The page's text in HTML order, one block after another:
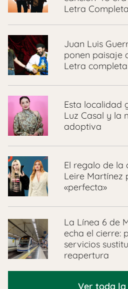
Letra Completa
Juan Luis
ponen paisaje
Letra
Esta localidad
Luz Casal y la
adoptiva
El regalo de la
Leire Martínez
«perfecta»
La Línea 6 de
echa el cierre:
servicios
reapertura
Ver toda